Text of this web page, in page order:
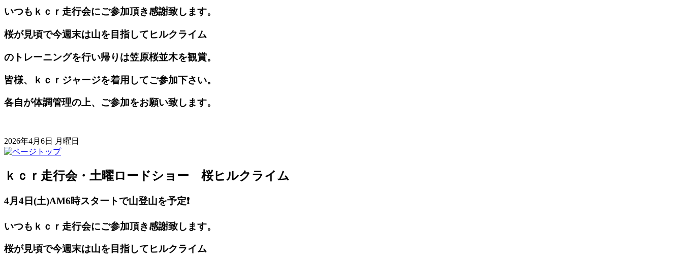
いつもｋｃｒ走行会にご参加頂き感謝致します。
桜が見頃で今週末は山を目指してヒルクライム
のトレーニングを行い帰りは笠原桜並木を観賞。
皆様、ｋｃｒジャージを着用してご参加下さい。
各自が体調管理の上、ご参加をお願い致します。
2026年4月6日 月曜日
ｋｃｒ走行会・土曜ロードショー 桜ヒルクライム
4月4日(土)AM6時スタートで山登山を予定❗️
いつもｋｃｒ走行会にご参加頂き感謝致します。
桜が見頃で今週末は山を目指してヒルクライム